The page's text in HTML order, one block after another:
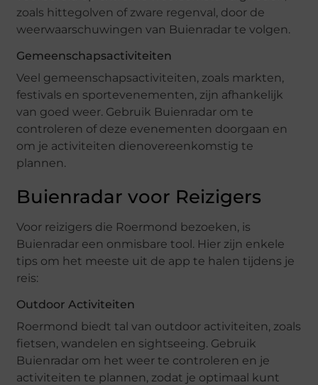
zoals hittegolven of zware regenval, door de
weerwaarschuwingen van Buienradar te volgen.
Gemeenschapsactiviteiten
Veel gemeenschapsactiviteiten, zoals markten,
festivals en sportevenementen, zijn afhankelijk
van goed weer. Gebruik Buienradar om te
controleren of deze evenementen doorgaan en
om je activiteiten dienovereenkomstig te
plannen.
Buienradar voor Reizigers
Voor reizigers die Roermond bezoeken, is
Buienradar een onmisbare tool. Hier zijn enkele
tips om het meeste uit de app te halen tijdens je
reis:
Outdoor Activiteiten
Roermond biedt tal van outdoor activiteiten, zoals
fietsen, wandelen en sightseeing. Gebruik
Buienradar om het weer te controleren en je
activiteiten te plannen, zodat je optimaal kunt